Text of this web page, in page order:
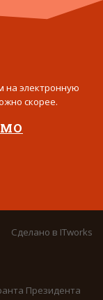
на электронную
скорее.
Сделано в ITworks
Президента